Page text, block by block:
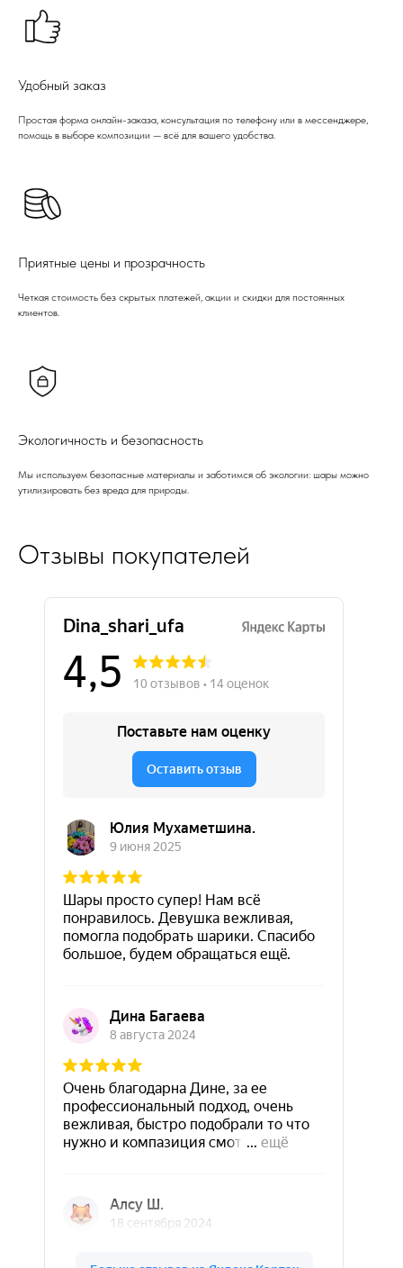
Удобный заказ
Простая форма онлайн-заказа, консультация по телефону или в мессенджере,
помощь в выборе композиции — всё для вашего удобства.
Приятные цены и прозрачность
Четкая стоимость без скрытых платежей, акции и скидки для постоянных
клиентов.
Экологичность и безопасность
Мы используем безопасные материалы и заботимся об экологии: шары можно
утилизировать без вреда для природы.
Отзывы покупателей